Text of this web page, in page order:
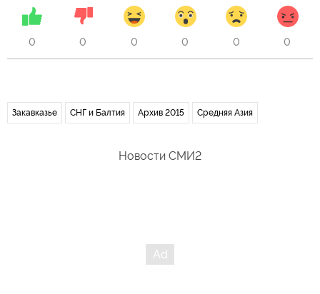
0 0 0 0 0 0
Закавказье СНГ и Балтия Архив 2015 Средняя Азия
Новости СМИ2